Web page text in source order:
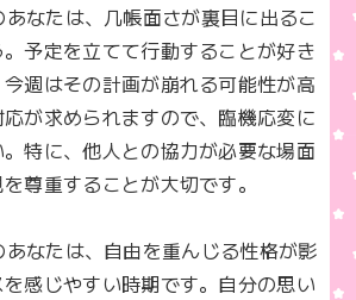
なたは、几帳面さが裏目に出るこ
予定を立てて行動することが好き
週はその計画が崩れる可能性が高
が求められますので、臨機応変に
特に、他人との協力が必要な場面
尊重することが大切です。
なたは、自由を重んじる性格が影
感じやすい時期です。自分の思い